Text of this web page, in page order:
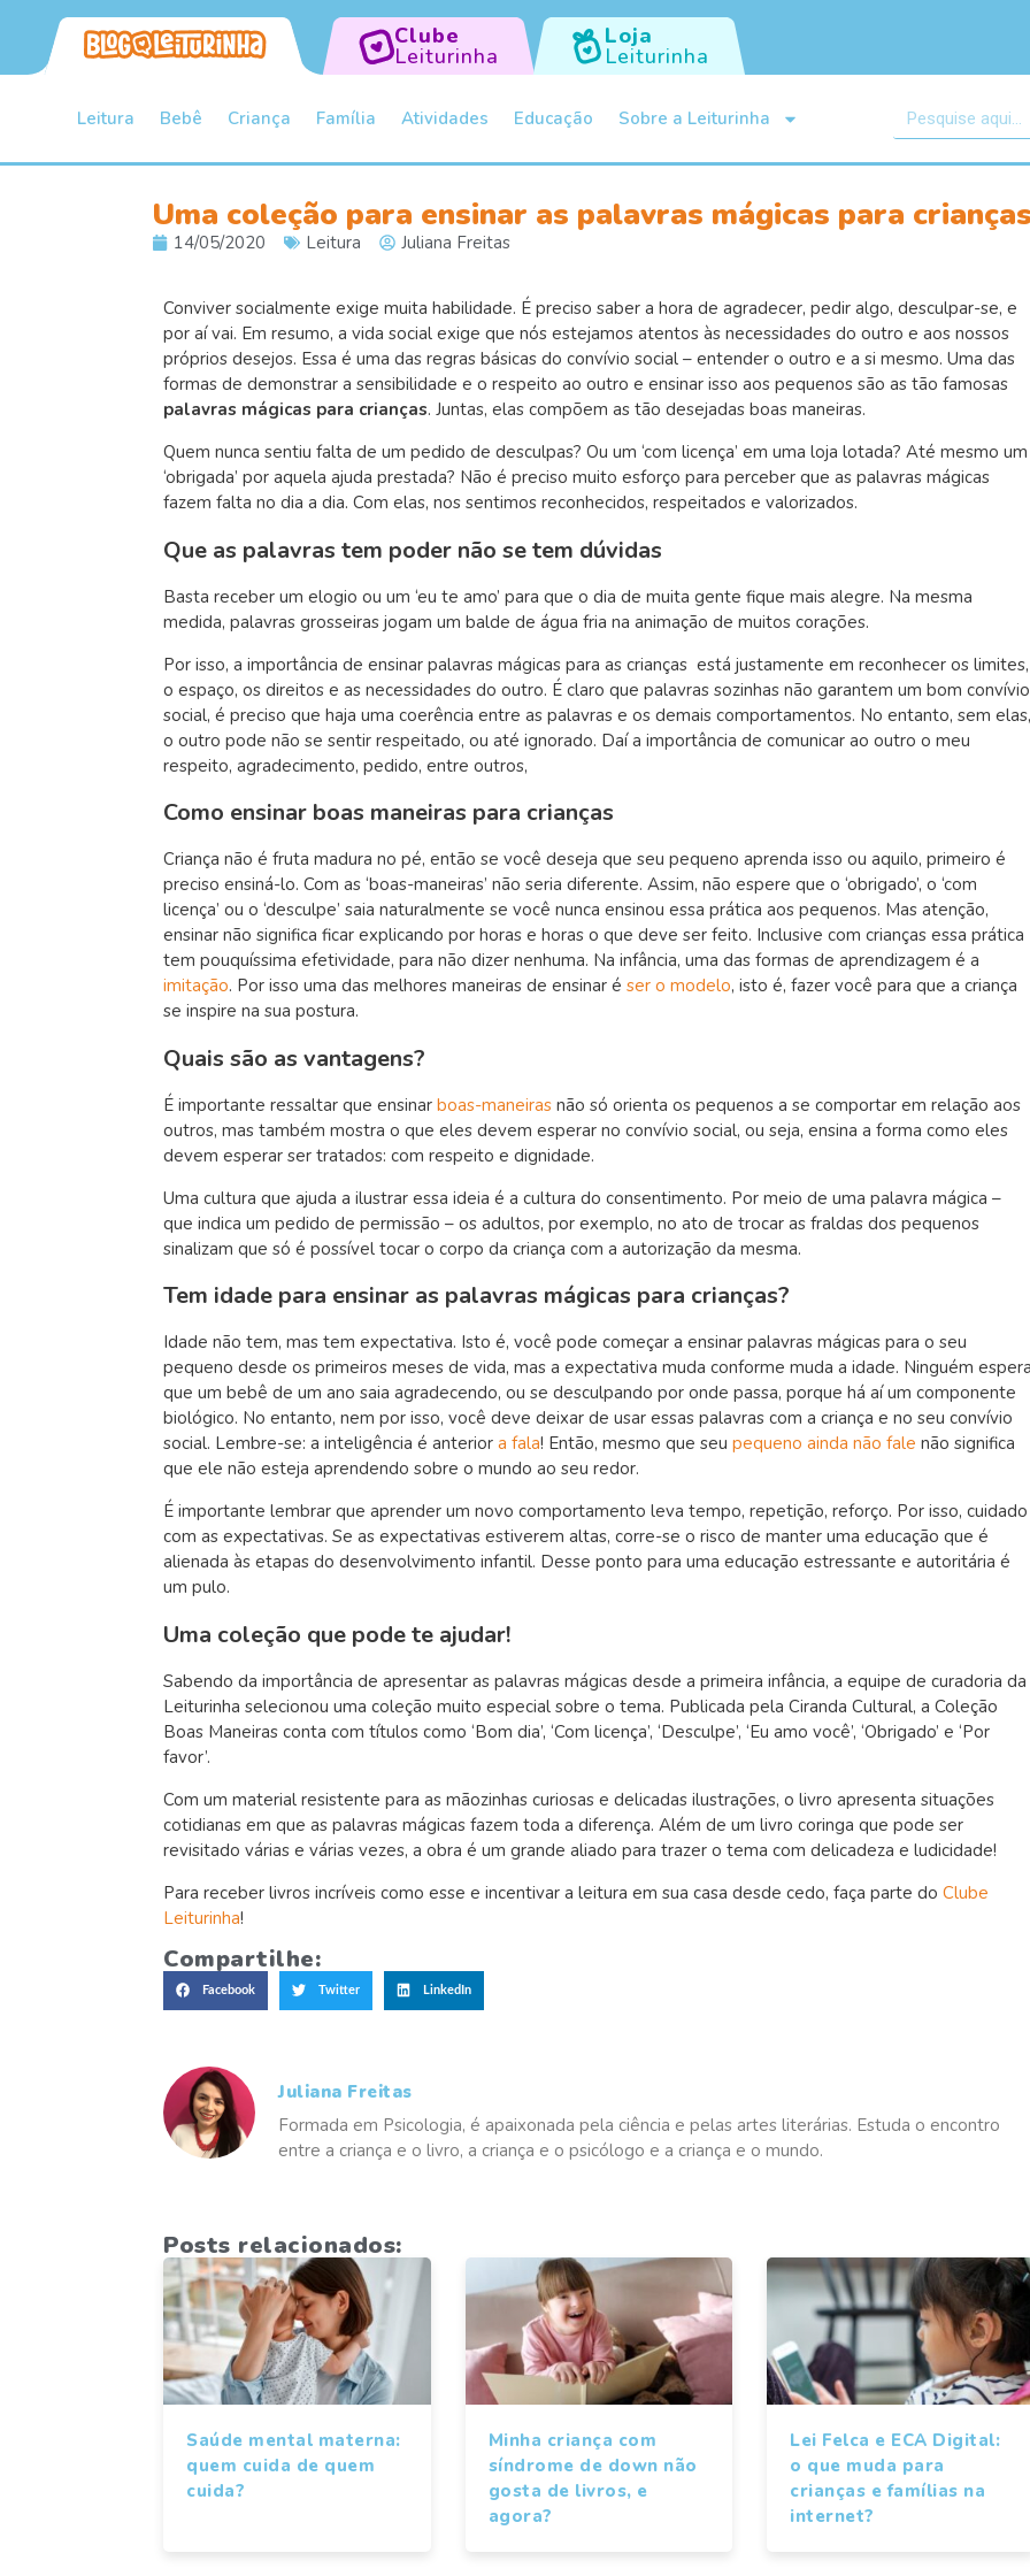
Clube
Leiturinha
Loja
Leiturinha
Leitura Bebê Criança Família Atividades Educação Sobre a Leiturinha
Uma coleção para ensinar as palavras mágicas para
14/05/2020 Leitura Juliana Freitas
Conviver socialmente exige muita habilidade. É preciso saber a hora de agradecer, pedir algo, desculpar-se, e
por aí vai. Em resumo, a vida social exige que nós estejamos atentos às necessidades do outro e aos nossos
próprios desejos. Essa é uma das regras básicas do convívio social – entender o outro e a si mesmo. Uma das
formas de demonstrar a sensibilidade e o respeito ao outro e ensinar isso aos pequenos são as tão famosas
palavras mágicas para crianças. Juntas, elas compõem as tão desejadas boas maneiras.
Quem nunca sentiu falta de um pedido de desculpas? Ou um ‘com licença’ em uma loja lotada? Até mesmo um
‘obrigada’ por aquela ajuda prestada? Não é preciso muito esforço para perceber que as palavras mágicas
fazem falta no dia a dia. Com elas, nos sentimos reconhecidos, respeitados e valorizados.
Que as palavras tem poder não se tem dúvidas
Basta receber um elogio ou um ‘eu te amo’ para que o dia de muita gente fique mais alegre. Na mesma
medida, palavras grosseiras jogam um balde de água fria na animação de muitos corações.
Por isso, a importância de ensinar palavras mágicas para as crianças está justamente em reconhecer os limites,
o espaço, os direitos e as necessidades do outro. É claro que palavras sozinhas não garantem um bom convívio
social, é preciso que haja uma coerência entre as palavras e os demais comportamentos. No entanto, sem elas,
o outro pode não se sentir respeitado, ou até ignorado. Daí a importância de comunicar ao outro o meu
respeito, agradecimento, pedido, entre outros,
Como ensinar boas maneiras para crianças
Criança não é fruta madura no pé, então se você deseja que seu pequeno aprenda isso ou aquilo, primeiro é
preciso ensiná-lo. Com as ‘boas-maneiras’ não seria diferente. Assim, não espere que o ‘obrigado’, o ‘com
licença’ ou o ‘desculpe’ saia naturalmente se você nunca ensinou essa prática aos pequenos. Mas atenção,
ensinar não significa ficar explicando por horas e horas o que deve ser feito. Inclusive com crianças essa prática
tem pouquíssima efetividade, para não dizer nenhuma. Na infância, uma das formas de aprendizagem é a
imitação. Por isso uma das melhores maneiras de ensinar é ser o modelo, isto é, fazer você para que a criança
se inspire na sua postura.
Quais são as vantagens?
É importante ressaltar que ensinar boas-maneiras não só orienta os pequenos a se comportar em relação aos
outros, mas também mostra o que eles devem esperar no convívio social, ou seja, ensina a forma como eles
devem esperar ser tratados: com respeito e dignidade.
Uma cultura que ajuda a ilustrar essa ideia é a cultura do consentimento. Por meio de uma palavra mágica –
que indica um pedido de permissão – os adultos, por exemplo, no ato de trocar as fraldas dos pequenos
sinalizam que só é possível tocar o corpo da criança com a autorização da mesma.
Tem idade para ensinar as palavras mágicas para crianças?
Idade não tem, mas tem expectativa. Isto é, você pode começar a ensinar palavras mágicas para o seu
pequeno desde os primeiros meses de vida, mas a expectativa muda conforme muda a idade. Ninguém
que um bebê de um ano saia agradecendo, ou se desculpando por onde passa, porque há aí um componente
biológico. No entanto, nem por isso, você deve deixar de usar essas palavras com a criança e no seu convívio
social. Lembre-se: a inteligência é anterior a fala! Então, mesmo que seu pequeno ainda não fale não significa
que ele não esteja aprendendo sobre o mundo ao seu redor.
É importante lembrar que aprender um novo comportamento leva tempo, repetição, reforço. Por isso, cuidado
com as expectativas. Se as expectativas estiverem altas, corre-se o risco de manter uma educação que é
alienada às etapas do desenvolvimento infantil. Desse ponto para uma educação estressante e autoritária é
um pulo.
Uma coleção que pode te ajudar!
Sabendo da importância de apresentar as palavras mágicas desde a primeira infância, a equipe de curadoria da
Leiturinha selecionou uma coleção muito especial sobre o tema. Publicada pela Ciranda Cultural, a Coleção
Boas Maneiras conta com títulos como ‘Bom dia’, ‘Com licença’, ‘Desculpe’, ‘Eu amo você’, ‘Obrigado’ e ‘Por
favor’.
Com um material resistente para as mãozinhas curiosas e delicadas ilustrações, o livro apresenta situações
cotidianas em que as palavras mágicas fazem toda a diferença. Além de um livro coringa que pode ser
revisitado várias e várias vezes, a obra é um grande aliado para trazer o tema com delicadeza e ludicidade!
Para receber livros incríveis como esse e incentivar a leitura em sua casa desde cedo, faça parte do Clube
Leiturinha!
Compartilhe:
Facebook Twitter LinkedIn
Juliana Freitas
Formada em Psicologia, é apaixonada pela ciência e pelas artes literárias. Estuda o encontro
entre a criança e o livro, a criança e o psicólogo e a criança e o mundo.
Posts relacionados:
Saúde mental materna:
quem cuida de quem
cuida?
Minha criança com
síndrome de down não
gosta de livros, e
agora?
Lei Felca e ECA Digital:
o que muda para
crianças e famílias na
internet?